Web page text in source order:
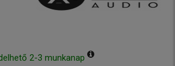
2-3 munkanap